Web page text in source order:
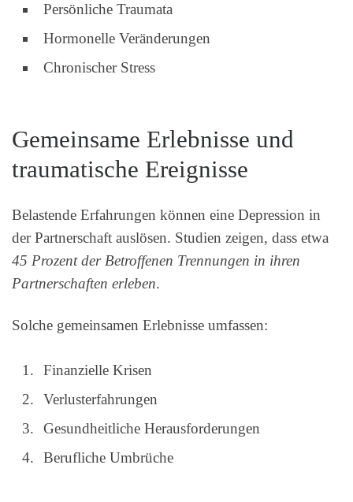
Persönliche Traumata
Hormonelle Veränderungen
Chronischer Stress
Gemeinsame Erlebnisse und
traumatische Ereignisse
Belastende Erfahrungen können eine Depression in
der Partnerschaft auslösen. Studien zeigen, dass etwa
45 Prozent der Betroffenen Trennungen in ihren
Partnerschaften erleben.
Solche gemeinsamen Erlebnisse umfassen:
Finanzielle Krisen
Verlusterfahrungen
Gesundheitliche Herausforderungen
Berufliche Umbrüche